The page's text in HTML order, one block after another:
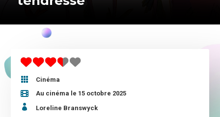

Cinéma
Au cinéma le 15 octobre 2025
 Loreline Branswyck